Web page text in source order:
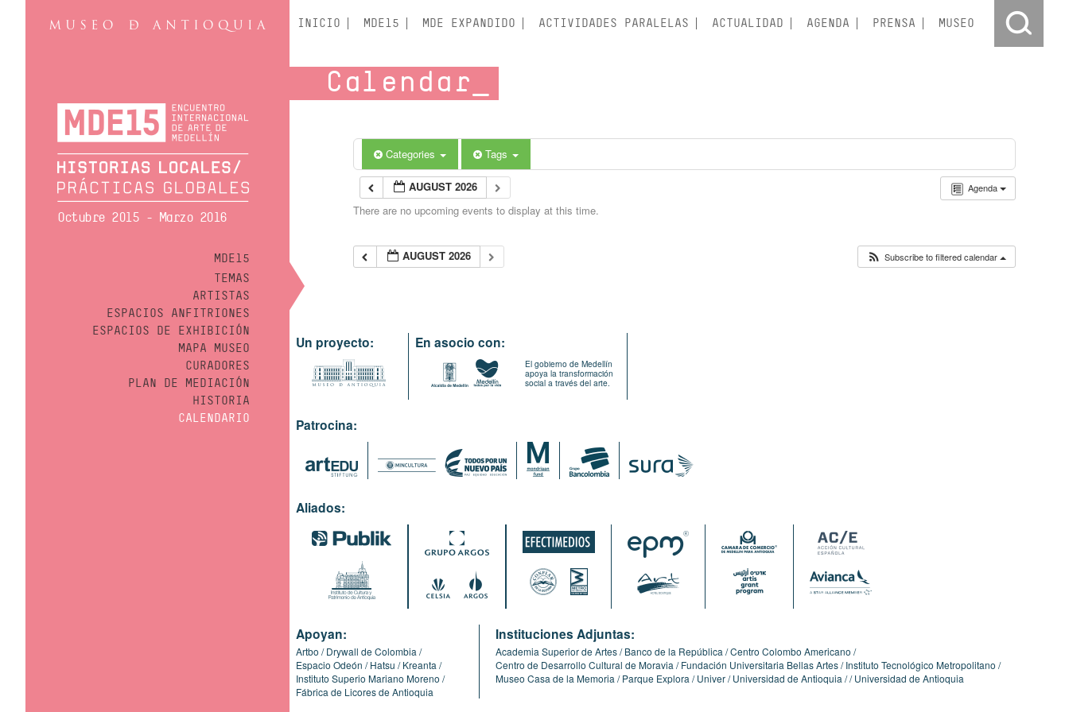
Octubre 2015 - Marzo 2016
MDE15
TEMAS
ARTISTAS
ESPACIOS ANFITRIONES
ESPACIOS DE EXHIBICIÓN
MAPA MUSEO
CURADORES
PLAN DE MEDIACIÓN
HISTORIA
CALENDARIO
INICIO MDE15 MDE EXPANDIDO ACTIVIDADES PARALELAS ACTUALIDAD AGENDA PRENSA MUSEO
Calendar
Categories Tags
Agenda
AUGUST 2026
There are no upcoming events to display at this time.
AUGUST 2026 Subscribe to filtered calendar
Un proyecto: En asocio con:
El gobierno de Medellín
apoya la transformación
social a través del arte.
Patrocina:
Aliados:
Apoyan:
Artbo
Drywall de Colombia
Espacio Odeón
Hatsu
Kreanta
Instituto Superio Mariano Moreno
Fábrica de Licores de Antioquia
Instituciones Adjuntas:
Academia Superior de Artes Banco de la República Centro Colombo Americano
Centro de Desarrollo Cultural de Moravia
Fundación Universitaria Bellas Artes Instituto Tecnológico Metropolitano
Museo Casa de la Memoria
Parque Explora Univer Universidad de Antioquia Universidad de Antioquia